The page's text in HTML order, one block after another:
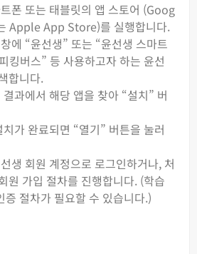
폰 또는 태블릿의 앱 스토어 (Goog
Apple App Store)를 실행합니다.
에 “윤선생” 또는 “윤선생 스마트
킹버스” 등 사용하고자 하는 윤선
합니다.
과에서 해당 앱을 찾아 “설치” 버
가 완료되면 “열기” 버튼을 눌러
생 회원 계정으로 로그인하거나, 처
원 가입 절차를 진행합니다. (학습
증 절차가 필요할 수 있습니다.)